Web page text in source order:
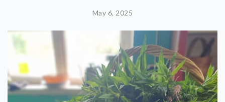
May 6, 2025